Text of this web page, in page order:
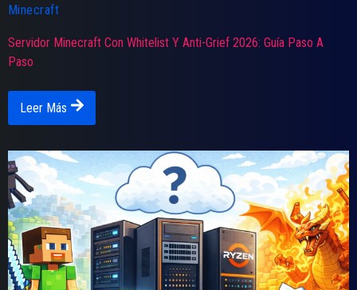
Minecraft
Servidor Minecraft Con Whitelist Y Anti-Grief 2026: Guía Paso A
Paso
Leer Más